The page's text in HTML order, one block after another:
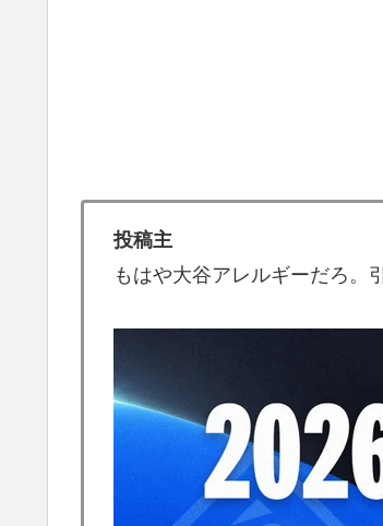
大地震が起きても手術をやり
韓国人「トヨタが2027年に次
▶ 韓国人「日本メディアが大型
進路‥」
▶ 大地震が起きても手術をやり
▶
スカトロ野郎「今日仕事が終
▶ 海外「日本なんて行くんじゃ
失望する事態に
韓国人「大韓航空の熊本地震
投稿主
もはや大谷アレルギーだろ。